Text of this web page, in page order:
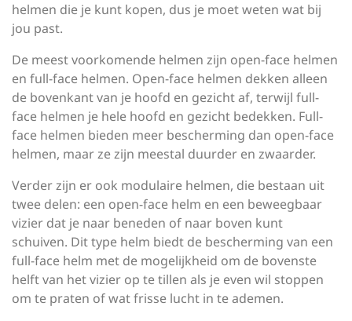
helmen die je kunt kopen, dus je moet weten wat bij
jou past.
De meest voorkomende helmen zijn open-face helmen
en full-face helmen. Open-face helmen dekken alleen
de bovenkant van je hoofd en gezicht af, terwijl full-
face helmen je hele hoofd en gezicht bedekken. Full-
face helmen bieden meer bescherming dan open-face
helmen, maar ze zijn meestal duurder en zwaarder.
Verder zijn er ook modulaire helmen, die bestaan uit
twee delen: een open-face helm en een beweegbaar
vizier dat je naar beneden of naar boven kunt
schuiven. Dit type helm biedt de bescherming van een
full-face helm met de mogelijkheid om de bovenste
helft van het vizier op te tillen als je even wil stoppen
om te praten of wat frisse lucht in te ademen.